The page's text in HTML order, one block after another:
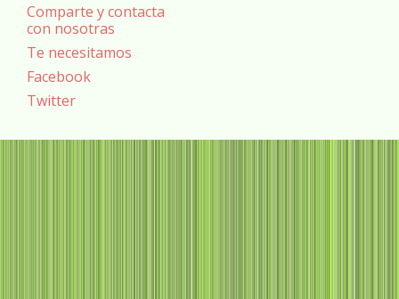
Comparte y contacta
con nosotras
Te necesitamos
Facebook
Twitter